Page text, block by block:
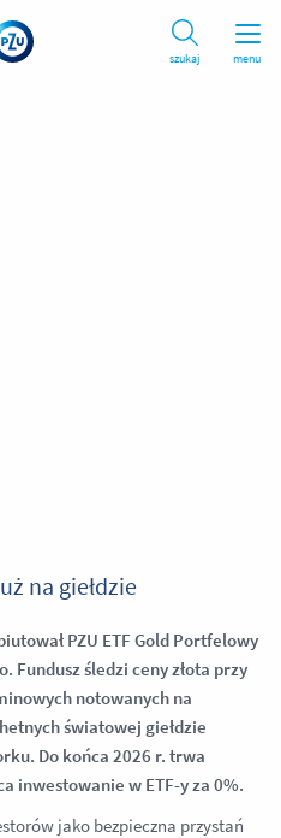
szukaj menu
na giełdzie
PZU ETF Gold Portfelowy
Fundusz śledzi ceny złota przy
notowanych na
światowej giełdzie
Do końca 2026 r. trwa
inwestowanie w ETF-y za 0%.
jako bezpieczna przystań